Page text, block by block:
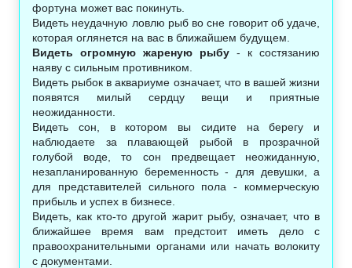
фортуна может вас покинуть.
Видеть неудачную ловлю рыб во сне говорит об удаче,
которая оглянется на вас в ближайшем будущем.
Видеть огромную жареную рыбу - к состязанию
наяву с сильным противником.
Видеть рыбок в аквариуме означает, что в вашей жизни
появятся милый сердцу вещи и приятные
неожиданности.
Видеть сон, в котором вы сидите на берегу и
наблюдаете за плавающей рыбой в прозрачной
голубой воде, то сон предвещает неожиданную,
незапланированную беременность - для девушки, а
для представителей сильного пола - коммерческую
прибыль и успех в бизнесе.
Видеть, как кто-то другой жарит рыбу, означает, что в
ближайшее время вам предстоит иметь дело с
правоохранительными органами или начать волокиту
с документами.